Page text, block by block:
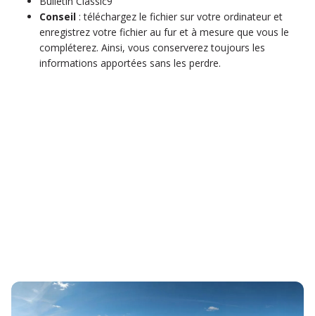
Conseil : téléchargez le fichier sur votre ordinateur et
enregistrez votre fichier au fur et à mesure que vous le
compléterez. Ainsi, vous conserverez toujours les
informations apportées sans les perdre.